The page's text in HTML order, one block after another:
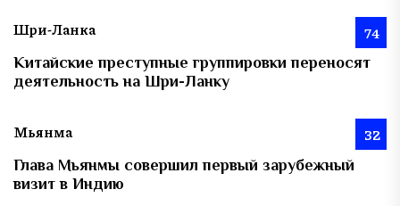
Шри-Ланка 74
Китайские преступные группировки переносят
деятельность на Шри-Ланку
Мьянма 32
Глава Мьянмы совершил первый зарубежный
визит в Индию